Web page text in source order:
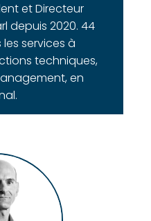
et Directeur
depuis 2020. 44
services à
techniques,
en